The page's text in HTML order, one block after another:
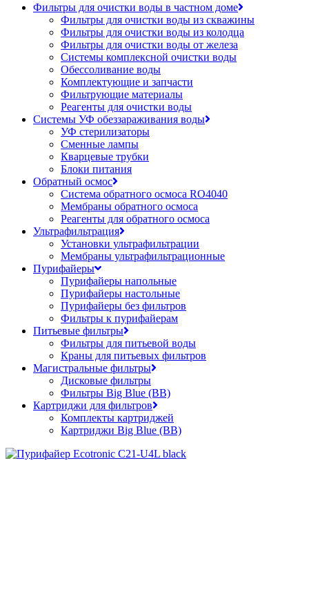
Фильтры для очистки воды в частном доме
Фильтры для очистки воды из скважины
Фильтры для очистки воды из колодца
Фильтры для очистки воды от железа
Системы комплексной очистки воды
Обессоливание воды
Комплектующие и запчасти
Фильтрующие материалы
Реагенты для очистки воды
Системы УФ обеззараживания воды
УФ стерилизаторы
Сменные лампы
Кварцевые трубки
Блоки питания
Обратный осмос
Система обратного осмоса RO4040
Мембраны обратного осмоса
Реагенты для обратного осмоса
Ультрафильтрация
Установки ультрафильтрации
Мембраны ультрафильтрационные
Пурифайеры
Пурифайеры напольные
Пурифайеры настольные
Пурифайеры без фильтров
Фильтры к пурифайерам
Питьевые фильтры
Фильтры для питьевой воды
Краны для питьевых фильтров
Магистральные фильтры
Дисковые фильтры
Фильтры Big Blue (BB)
Картриджи для фильтров
Комплекты картриджей
Картриджи Big Blue (BB)